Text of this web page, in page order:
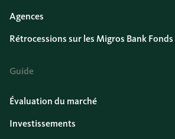
Agences
Rétrocessions sur les Migros Bank Fonds
Guide
Évaluation du marché
Investissements